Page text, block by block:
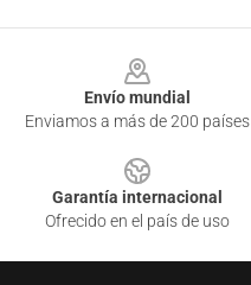
Envío mundial
Enviamos a más de 200 países
Garantía internacional
Ofrecido en el país de uso